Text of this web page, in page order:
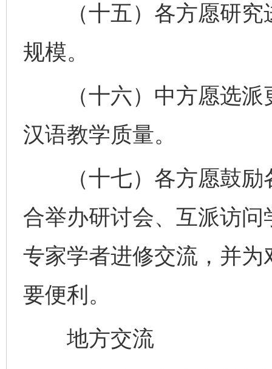
（十五）各方愿研究
规模。
（十六）中方愿选派
汉语教学质量。
（十七）各方愿鼓励
合举办研讨会、互派访
专家学者进修交流，并
要便利。
地方交流